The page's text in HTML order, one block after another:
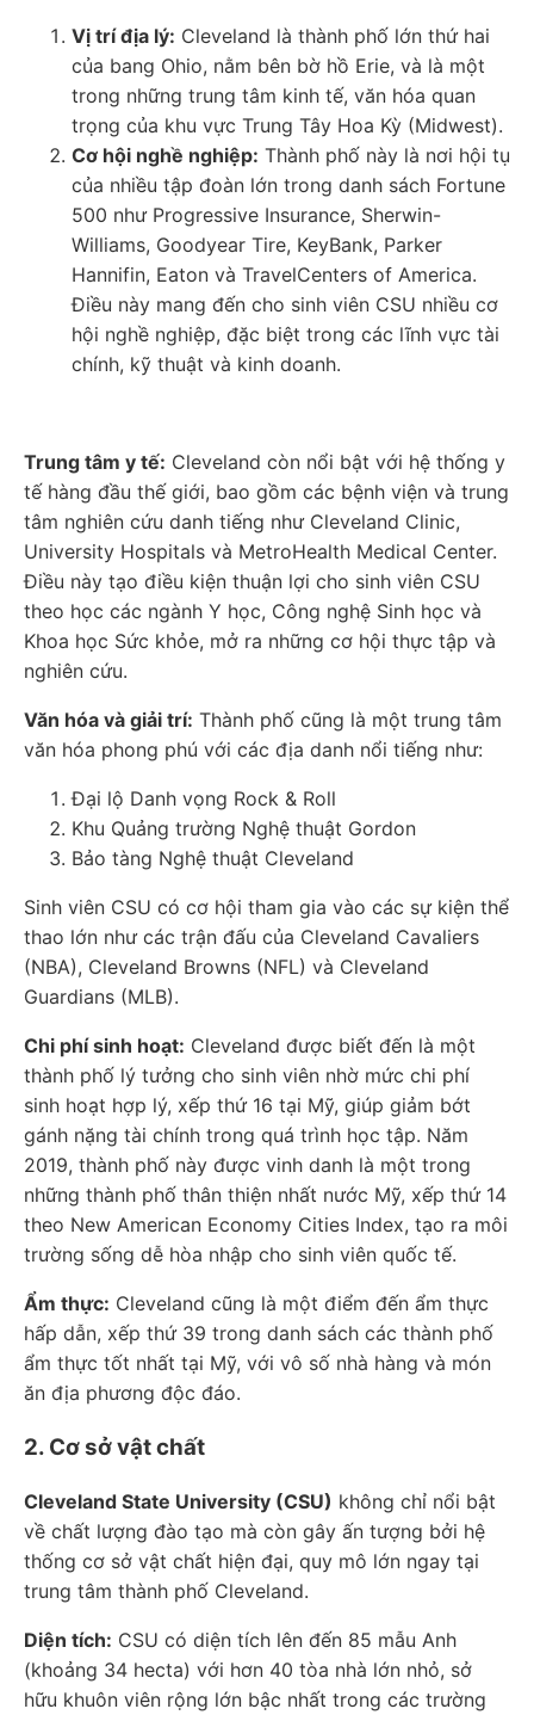
Vị trí địa lý: Cleveland là thành phố lớn thứ hai
của bang Ohio, nằm bên bờ hồ Erie, và là một
trong những trung tâm kinh tế, văn hóa quan
trọng của khu vực Trung Tây Hoa Kỳ (Midwest).
Cơ hội nghề nghiệp: Thành phố này là nơi hội tụ
của nhiều tập đoàn lớn trong danh sách Fortune
500 như Progressive Insurance, Sherwin-
Williams, Goodyear Tire, KeyBank, Parker
Hannifin, Eaton và TravelCenters of America.
Điều này mang đến cho sinh viên CSU nhiều cơ
hội nghề nghiệp, đặc biệt trong các lĩnh vực tài
chính, kỹ thuật và kinh doanh.
Trung tâm y tế: Cleveland còn nổi bật với hệ thống y
tế hàng đầu thế giới, bao gồm các bệnh viện và trung
tâm nghiên cứu danh tiếng như Cleveland Clinic,
University Hospitals và MetroHealth Medical Center.
Điều này tạo điều kiện thuận lợi cho sinh viên CSU
theo học các ngành Y học, Công nghệ Sinh học và
Khoa học Sức khỏe, mở ra những cơ hội thực tập và
nghiên cứu.
Văn hóa và giải trí: Thành phố cũng là một trung tâm
văn hóa phong phú với các địa danh nổi tiếng như:
Đại lộ Danh vọng Rock & Roll
Khu Quảng trường Nghệ thuật Gordon
Bảo tàng Nghệ thuật Cleveland
Sinh viên CSU có cơ hội tham gia vào các sự kiện thể
thao lớn như các trận đấu của Cleveland Cavaliers
(NBA), Cleveland Browns (NFL) và Cleveland
Guardians (MLB).
Chi phí sinh hoạt: Cleveland được biết đến là một
thành phố lý tưởng cho sinh viên nhờ mức chi phí
sinh hoạt hợp lý, xếp thứ 16 tại Mỹ, giúp giảm bớt
gánh nặng tài chính trong quá trình học tập. Năm
2019, thành phố này được vinh danh là một trong
những thành phố thân thiện nhất nước Mỹ, xếp thứ 14
theo New American Economy Cities Index, tạo ra môi
trường sống dễ hòa nhập cho sinh viên quốc tế.
Ẩm thực: Cleveland cũng là một điểm đến ẩm thực
hấp dẫn, xếp thứ 39 trong danh sách các thành phố
ẩm thực tốt nhất tại Mỹ, với vô số nhà hàng và món
ăn địa phương độc đáo.
2. Cơ sở vật chất
Cleveland State University (CSU) không chỉ nổi bật
về chất lượng đào tạo mà còn gây ấn tượng bởi hệ
thống cơ sở vật chất hiện đại, quy mô lớn ngay tại
trung tâm thành phố Cleveland.
Diện tích: CSU có diện tích lên đến 85 mẫu Anh
(khoảng 34 hecta) với hơn 40 tòa nhà lớn nhỏ, sở
hữu khuôn viên rộng lớn bậc nhất trong các trường